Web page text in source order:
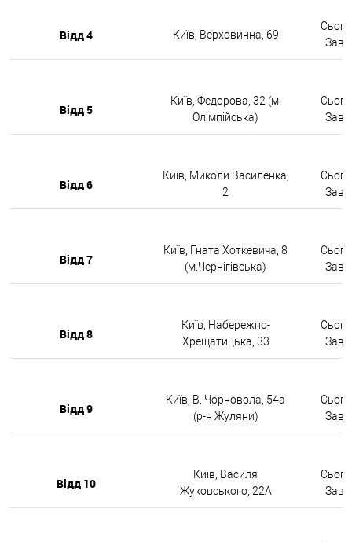
Відд 4 Київ, Верховинна, 69
Відд 5
Київ, Федорова, 32 (м.
Олімпійська)
Відд 6
Київ, Миколи Василенка,
2
Відд 7
Київ, Гната Хоткевича, 8
(м.Чернігівська)
Відд 8
Київ, Набережно-
Хрещатицька, 33
Відд 9
Київ, В. Чорновола, 54а
(р-н Жуляни)
Відд 10
Київ, Василя
Жуковського, 22А